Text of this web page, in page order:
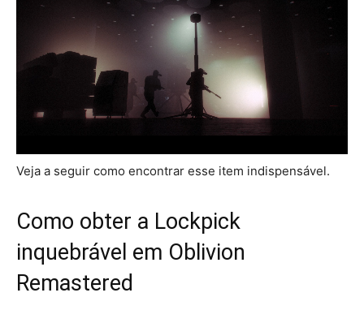
Veja a seguir como encontrar esse item indispensável.
Como obter a Lockpick
inquebrável em Oblivion
Remastered